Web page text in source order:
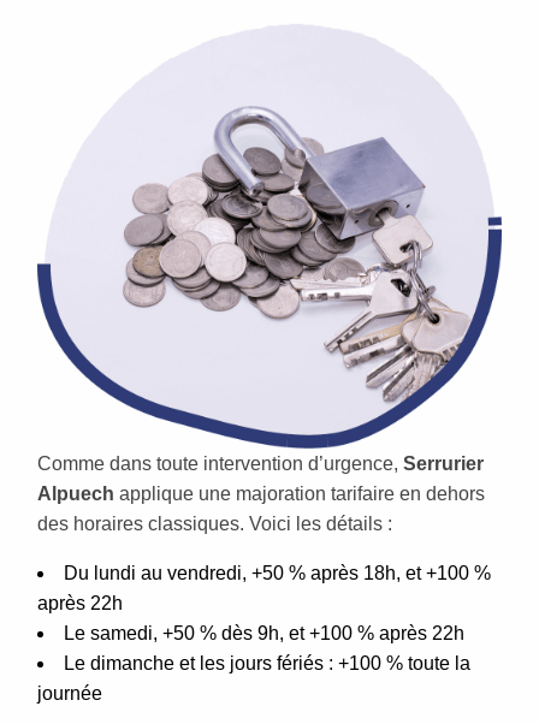
Comme dans toute intervention d’urgence, Serrurier
Alpuech applique une majoration tarifaire en dehors
des horaires classiques. Voici les détails :
Du lundi au vendredi, +50 % après 18h, et +100 %
après 22h
Le samedi, +50 % dès 9h, et +100 % après 22h
Le dimanche et les jours fériés : +100 % toute la
journée